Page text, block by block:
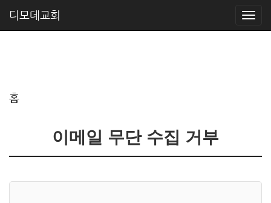
디모데교회
홈
이메일 무단 수집 거부